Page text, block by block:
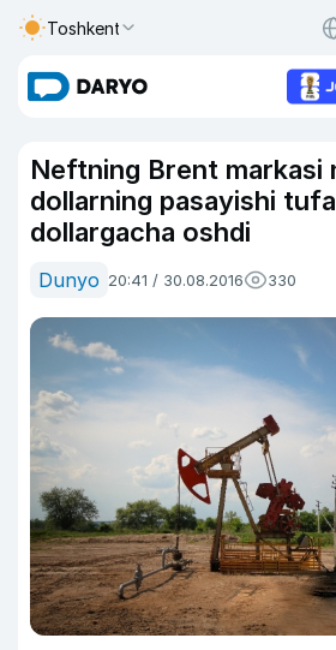
Toshkent
Neftning Brent markasi
dollarning pasayishi
dollargacha oshdi
Dunyo 20:41 / 30.08.2016 330